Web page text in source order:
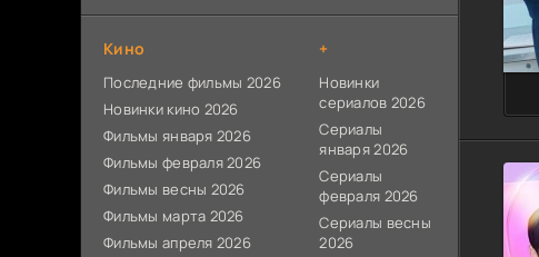
Кино
Последние фильмы 2026
Новинки кино 2026
Фильмы января 2026
Фильмы февраля 2026
Фильмы весны 2026
Фильмы марта 2026
Фильмы апреля 2026
+
Новинки
сериалов 2026
Сериалы
января 2026
Сериалы
февраля 2026
Сериалы весны
2026